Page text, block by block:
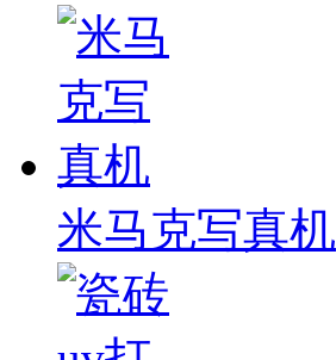
米马克写真机